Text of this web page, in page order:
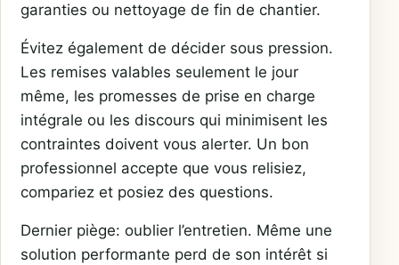
garanties ou nettoyage de fin de chantier.
Évitez également de décider sous pression.
Les remises valables seulement le jour
même, les promesses de prise en charge
intégrale ou les discours qui minimisent les
contraintes doivent vous alerter. Un bon
professionnel accepte que vous relisiez,
compariez et posiez des questions.
Dernier piège: oublier l’entretien. Même une
solution performante perd de son intérêt si